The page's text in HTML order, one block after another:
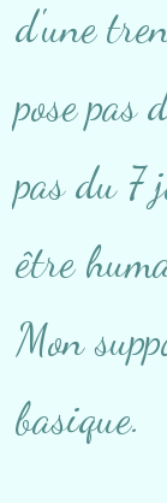
d'une
pose pas
pas du 7
être
Mon
basique.